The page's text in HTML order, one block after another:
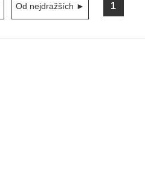
Od nejdražších ► 1